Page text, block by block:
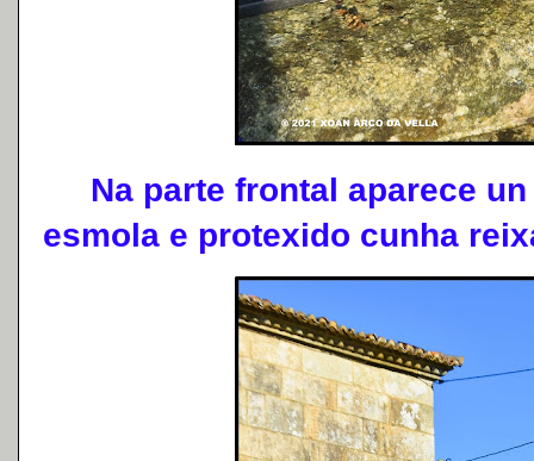
Na parte frontal aparece un
esmola e protexido cunha